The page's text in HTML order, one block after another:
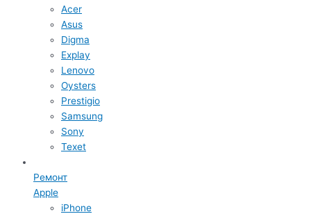
Acer
Asus
Digma
Explay
Lenovo
Oysters
Prestigio
Samsung
Sony
Texet
Ремонт
Apple
iPhone